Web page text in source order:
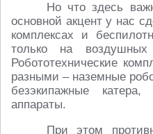
Но что здесь
основной акцент у нас
комплексах и
только на воздушных
Робототехнические
разными – наземные
безэкипажные
аппараты.
При этом